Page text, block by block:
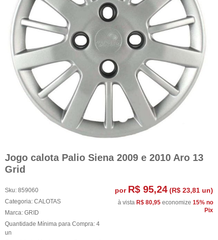
Jogo calota Palio Siena 2009 e 2010 Aro 13
Grid
Sku: 859060
Categoria: CALOTAS
Marca: GRID
Quantidade Mínima para Compra: 4
un
por R$ 95,24 (R$ 23,81 un)
à vista R$ 80,95 economize 15% no
Pix